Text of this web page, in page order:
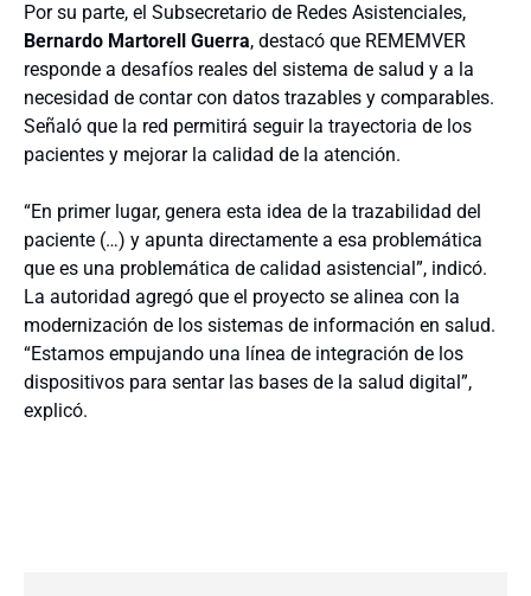
Por su parte, el Subsecretario de Redes Asistenciales,
Bernardo Martorell Guerra, destacó que REMEMVER
responde a desafíos reales del sistema de salud y a la
necesidad de contar con datos trazables y comparables.
Señaló que la red permitirá seguir la trayectoria de los
pacientes y mejorar la calidad de la atención.
“En primer lugar, genera esta idea de la trazabilidad del
paciente (…) y apunta directamente a esa problemática
que es una problemática de calidad asistencial”, indicó.
La autoridad agregó que el proyecto se alinea con la
modernización de los sistemas de información en salud.
“Estamos empujando una línea de integración de los
dispositivos para sentar las bases de la salud digital”,
explicó.